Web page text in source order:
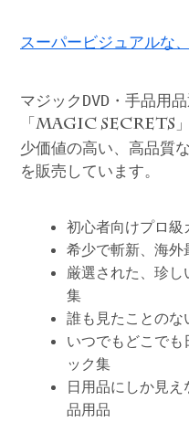
スーパービジュアルな
マジックDVD・手品用
「 MAGIC SECRETS
少価値の高い、高品質
を販売しています。
初心者向けプロ級
希少で斬新、海外
厳選された、珍し
集
誰も見たことのな
いつでもどこで
ック集
日用品にしか見
品用品